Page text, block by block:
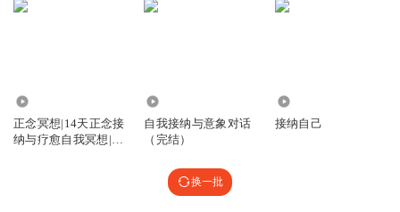
秉持初心丨珍惜时光
听听内心的真实的声音，总比假我不和谐不和平的混乱想
法，犯错可以，不必计较
正念冥想|14天正念接
纳与疗愈自我冥想|接
自我接纳与意象对话
（完结）
接纳自己
换一批